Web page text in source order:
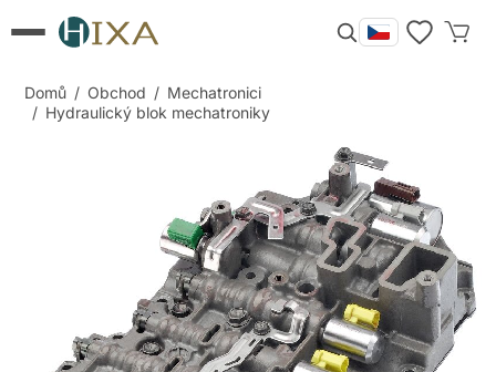
Domů / Obchod / Mechatronici
/ Hydraulický blok mechatroniky